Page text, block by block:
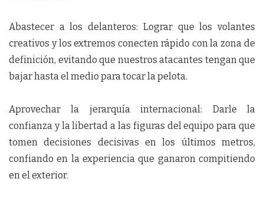
Abastecer a los delanteros: Lograr que los volantes
creativos y los extremos conecten rápido con la zona de
definición, evitando que nuestros atacantes tengan que
bajar hasta el medio para tocar la pelota.
Aprovechar la jerarquía internacional: Darle la
confianza y la libertad a las figuras del equipo para que
tomen decisiones decisivas en los últimos metros,
confiando en la experiencia que ganaron compitiendo
en el exterior.